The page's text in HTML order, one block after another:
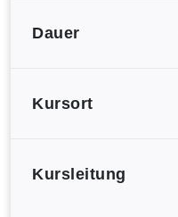
Dauer
Kursort
Kursleitung